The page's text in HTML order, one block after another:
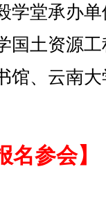
学堂承办
国土资源
馆、云南
参会】